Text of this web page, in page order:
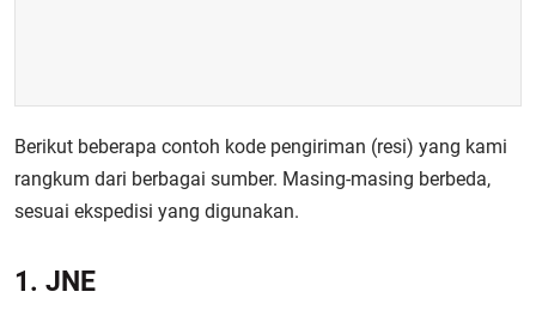
Berikut beberapa contoh kode pengiriman (resi) yang kami
rangkum dari berbagai sumber. Masing-masing berbeda,
sesuai ekspedisi yang digunakan.
1. JNE